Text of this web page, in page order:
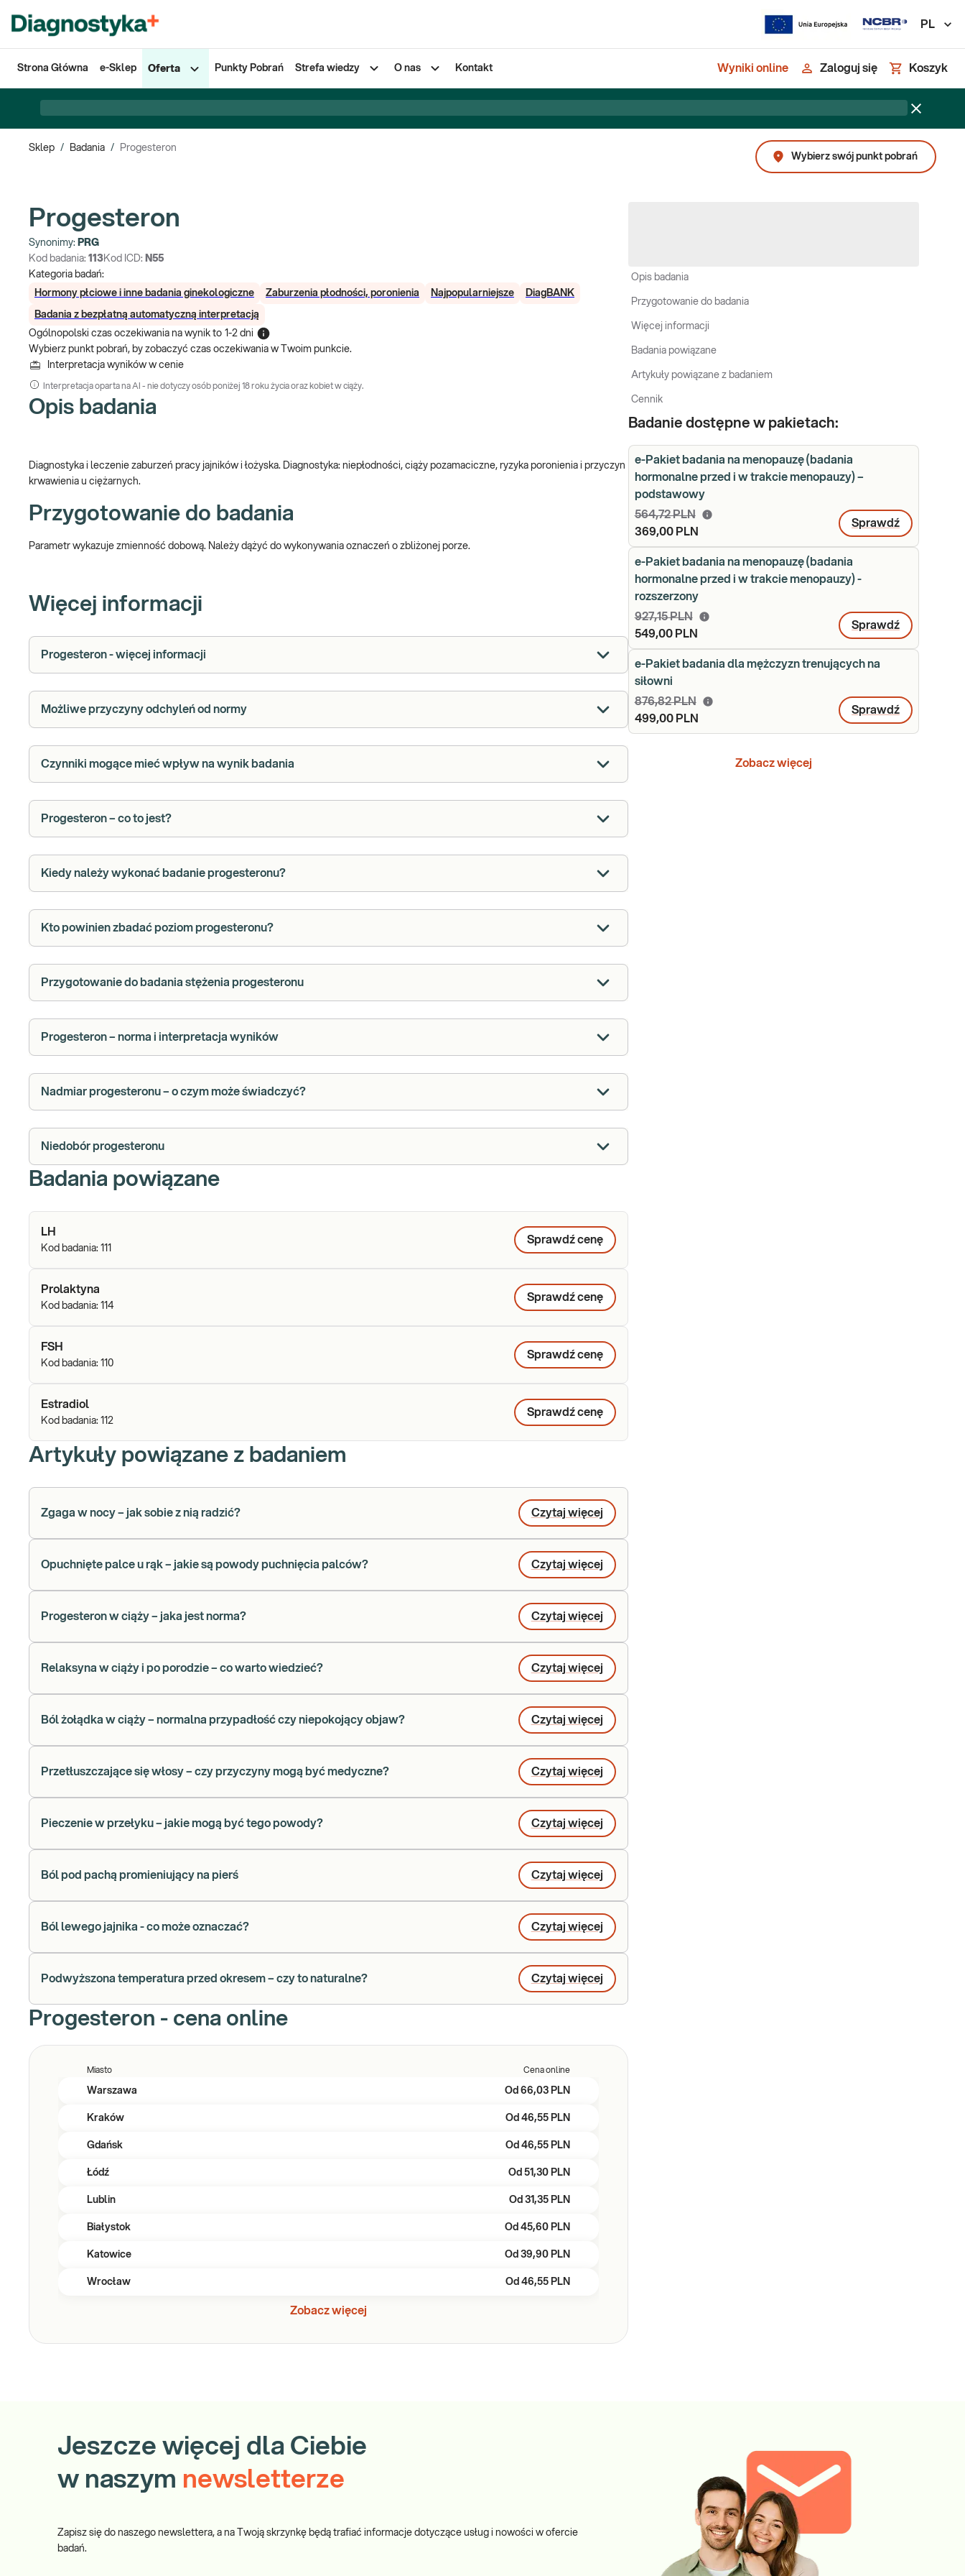
PL
Strona Główna e-Sklep Oferta Punkty Pobrań Strefa wiedzy O nas Kontakt Wyniki online Zaloguj się Koszyk
Sklep / Badania /
Progesteron
Wybierz swój punkt pobrań
Progesteron
Synonimy: PRG
Kod badania: 113Kod ICD: N55
Kategoria badań:
Hormony płciowe i inne badania ginekologiczne
Zaburzenia płodności, poronienia Najpopularniejsze DiagBANK
Badania z bezpłatną automatyczną interpretacją
Ogólnopolski czas oczekiwania na wynik to 1-2 dni
Wybierz punkt pobrań, by zobaczyć czas oczekiwania w Twoim punkcie.
Interpretacja wyników w cenie
Interpretacja oparta na AI - nie dotyczy osób poniżej 18 roku życia oraz kobiet w ciąży.
Opis badania
Diagnostyka i leczenie zaburzeń pracy jajników i łożyska. Diagnostyka: niepłodności, ciąży pozamaciczne, ryzyka poronienia i przyczyn
krwawienia u ciężarnych.
Przygotowanie do badania
Parametr wykazuje zmienność dobową. Należy dążyć do wykonywania oznaczeń o zbliżonej porze.
Więcej informacji
Progesteron - więcej informacji
Możliwe przyczyny odchyleń od normy
Czynniki mogące mieć wpływ na wynik badania
Progesteron – co to jest?
Kiedy należy wykonać badanie progesteronu?
Kto powinien zbadać poziom progesteronu?
Przygotowanie do badania stężenia progesteronu
Progesteron – norma i interpretacja wyników
Nadmiar progesteronu – o czym może świadczyć?
Niedobór progesteronu
Badania powiązane
LH
Kod badania: 111
Sprawdź cenę
Prolaktyna
Kod badania: 114
Sprawdź cenę
FSH
Kod badania: 110
Sprawdź cenę
Estradiol
Kod badania: 112
Sprawdź cenę
Artykuły powiązane z badaniem
Zgaga w nocy – jak sobie z nią radzić? Czytaj więcej
Opuchnięte palce u rąk – jakie są powody puchnięcia palców? Czytaj więcej
Progesteron w ciąży – jaka jest norma? Czytaj więcej
Relaksyna w ciąży i po porodzie – co warto wiedzieć? Czytaj więcej
Ból żołądka w ciąży – normalna przypadłość czy niepokojący objaw? Czytaj więcej
Przetłuszczające się włosy – czy przyczyny mogą być medyczne? Czytaj więcej
Pieczenie w przełyku – jakie mogą być tego powody? Czytaj więcej
Ból pod pachą promieniujący na pierś Czytaj więcej
Ból lewego jajnika - co może oznaczać? Czytaj więcej
Podwyższona temperatura przed okresem – czy to naturalne? Czytaj więcej
Progesteron - cena online
Miasto Cena online
Warszawa Od 66,03 PLN
Kraków Od 46,55 PLN
Gdańsk Od 46,55 PLN
Łódź Od 51,30 PLN
Lublin Od 31,35 PLN
Białystok Od 45,60 PLN
Katowice Od 39,90 PLN
Wrocław Od 46,55 PLN
Zobacz więcej
Opis badania
Przygotowanie do badania
Więcej informacji
Badania powiązane
Artykuły powiązane z badaniem
Cennik
Badanie dostępne w pakietach:
e-Pakiet badania na menopauzę (badania
hormonalne przed i w trakcie menopauzy) –
podstawowy
564,72 PLN
369,00 PLN
Sprawdź
e-Pakiet badania na menopauzę (badania
hormonalne przed i w trakcie menopauzy) -
rozszerzony
927,15 PLN
549,00 PLN
Sprawdź
e-Pakiet badania dla mężczyzn trenujących na
siłowni
876,82 PLN
499,00 PLN
Sprawdź
Zobacz więcej
Jeszcze więcej dla Ciebie
w naszym newsletterze
Zapisz się do naszego newslettera, a na Twoją skrzynkę będą trafiać informacje dotyczące usług i nowości w ofercie
badań.